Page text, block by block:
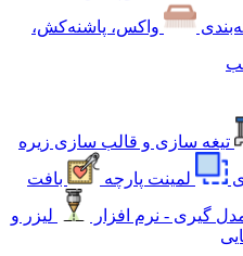
واکس، پاشنه‌کش،
تیغه سازی و قالب سازی زیره
لمینت پارچه
بافت
گیری - نرم افزار
لیزر و